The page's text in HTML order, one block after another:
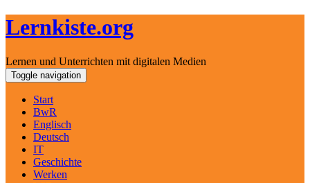
Lernkiste.org
Lernen und Unterrichten mit digitalen Medien
Skip
to
content
Toggle navigation
Start
BwR
Englisch
Deutsch
IT
Geschichte
Werken